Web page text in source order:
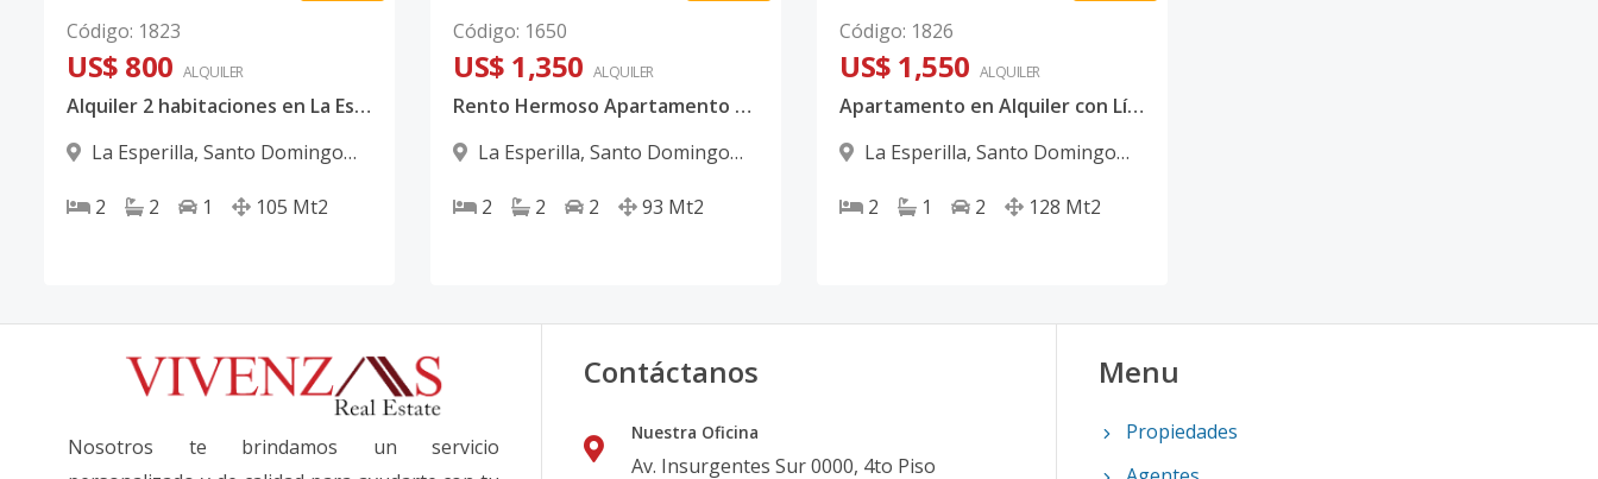
Código: 1823
US$ 800 ALQUILER
Alquiler 2 habitaciones en La Esperilla Código:PD698
La Esperilla, Santo Domingo
2
2 1 105 Mt2
Código: 1650
US$ 1,350 ALQUILER
Rento Hermoso Apartamento Piso Alto de 2 Habitaciones Como NUEVO en La Esperilla Código: PD520
La Esperilla, Santo Domingo
2
2 2 93 Mt2
Código: 1826
US$ 1,550 ALQUILER
Apartamento en Alquiler con Línea Blanca en La Esperilla, Distrito Nacional Código: PD701
La Esperilla, Santo Domingo
2
1 2 128 Mt2
Nosotros te brindamos un servicio
Contáctanos
Nuestra Oficina
Av. Insurgentes Sur 0000, 4to Piso
Menu
Propiedades